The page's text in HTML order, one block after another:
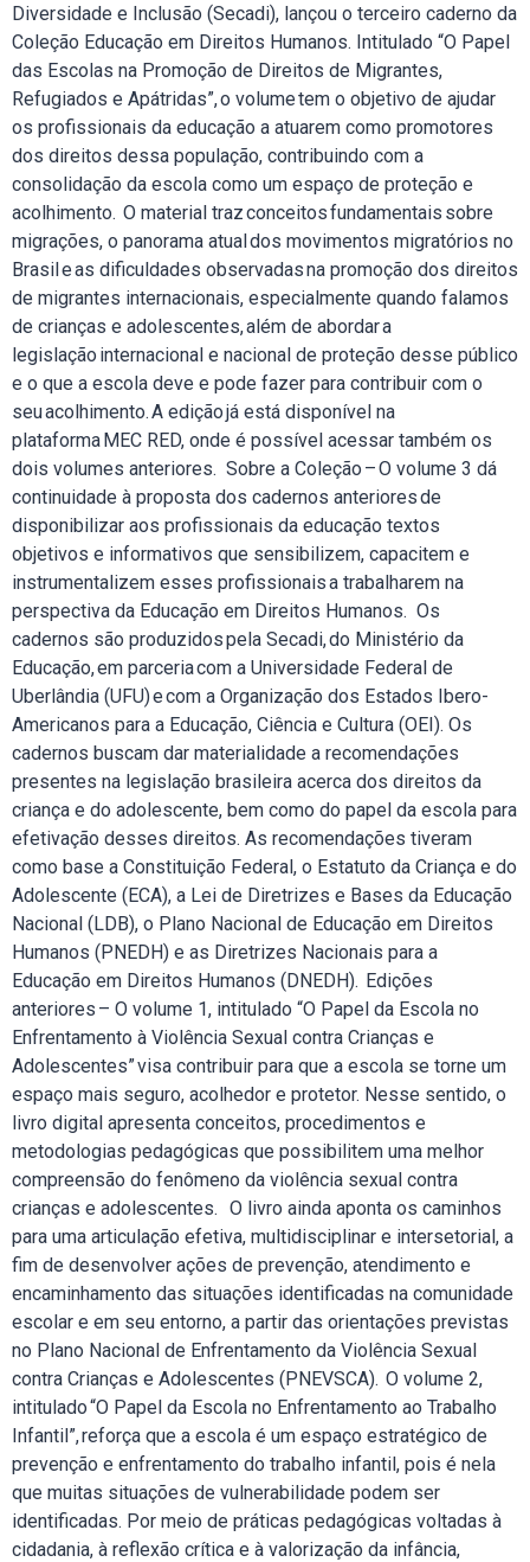
Diversidade e Inclusão (Secadi), lançou o terceiro caderno da
Coleção Educação em Direitos Humanos. Intitulado “O Papel
das Escolas na Promoção de Direitos de Migrantes,
Refugiados e Apátridas”, o volume tem o objetivo de ajudar
os profissionais da educação a atuarem como promotores
dos direitos dessa população, contribuindo com a
consolidação da escola como um espaço de proteção e
acolhimento. O material traz conceitos fundamentais sobre
migrações, o panorama atual dos movimentos migratórios no
Brasil e as dificuldades observadas na promoção dos direitos
de migrantes internacionais, especialmente quando falamos
de crianças e adolescentes, além de abordar a
legislação internacional e nacional de proteção desse público
e o que a escola deve e pode fazer para contribuir com o
seu acolhimento. A edição já está disponível na
plataforma MEC RED, onde é possível acessar também os
dois volumes anteriores. Sobre a Coleção – O volume 3 dá
continuidade à proposta dos cadernos anteriores de
disponibilizar aos profissionais da educação textos
objetivos e informativos que sensibilizem, capacitem e
instrumentalizem esses profissionais a trabalharem na
perspectiva da Educação em Direitos Humanos. Os
cadernos são produzidos pela Secadi, do Ministério da
Educação, em parceria com a Universidade Federal de
Uberlândia (UFU) e com a Organização dos Estados Ibero-
Americanos para a Educação, Ciência e Cultura (OEI). Os
cadernos buscam dar materialidade a recomendações
presentes na legislação brasileira acerca dos direitos da
criança e do adolescente, bem como do papel da escola para
efetivação desses direitos. As recomendações tiveram
como base a Constituição Federal, o Estatuto da Criança e do
Adolescente (ECA), a Lei de Diretrizes e Bases da Educação
Nacional (LDB), o Plano Nacional de Educação em Direitos
Humanos (PNEDH) e as Diretrizes Nacionais para a
Educação em Direitos Humanos (DNEDH). Edições
anteriores – O volume 1, intitulado “O Papel da Escola no
Enfrentamento à Violência Sexual contra Crianças e
Adolescentes” visa contribuir para que a escola se torne um
espaço mais seguro, acolhedor e protetor. Nesse sentido, o
livro digital apresenta conceitos, procedimentos e
metodologias pedagógicas que possibilitem uma melhor
compreensão do fenômeno da violência sexual contra
crianças e adolescentes. O livro ainda aponta os caminhos
para uma articulação efetiva, multidisciplinar e intersetorial, a
fim de desenvolver ações de prevenção, atendimento e
encaminhamento das situações identificadas na comunidade
escolar e em seu entorno, a partir das orientações previstas
no Plano Nacional de Enfrentamento da Violência Sexual
contra Crianças e Adolescentes (PNEVSCA). O volume 2,
intitulado “O Papel da Escola no Enfrentamento ao Trabalho
Infantil”, reforça que a escola é um espaço estratégico de
prevenção e enfrentamento do trabalho infantil, pois é nela
que muitas situações de vulnerabilidade podem ser
identificadas. Por meio de práticas pedagógicas voltadas à
cidadania, à reflexão crítica e à valorização da infância,